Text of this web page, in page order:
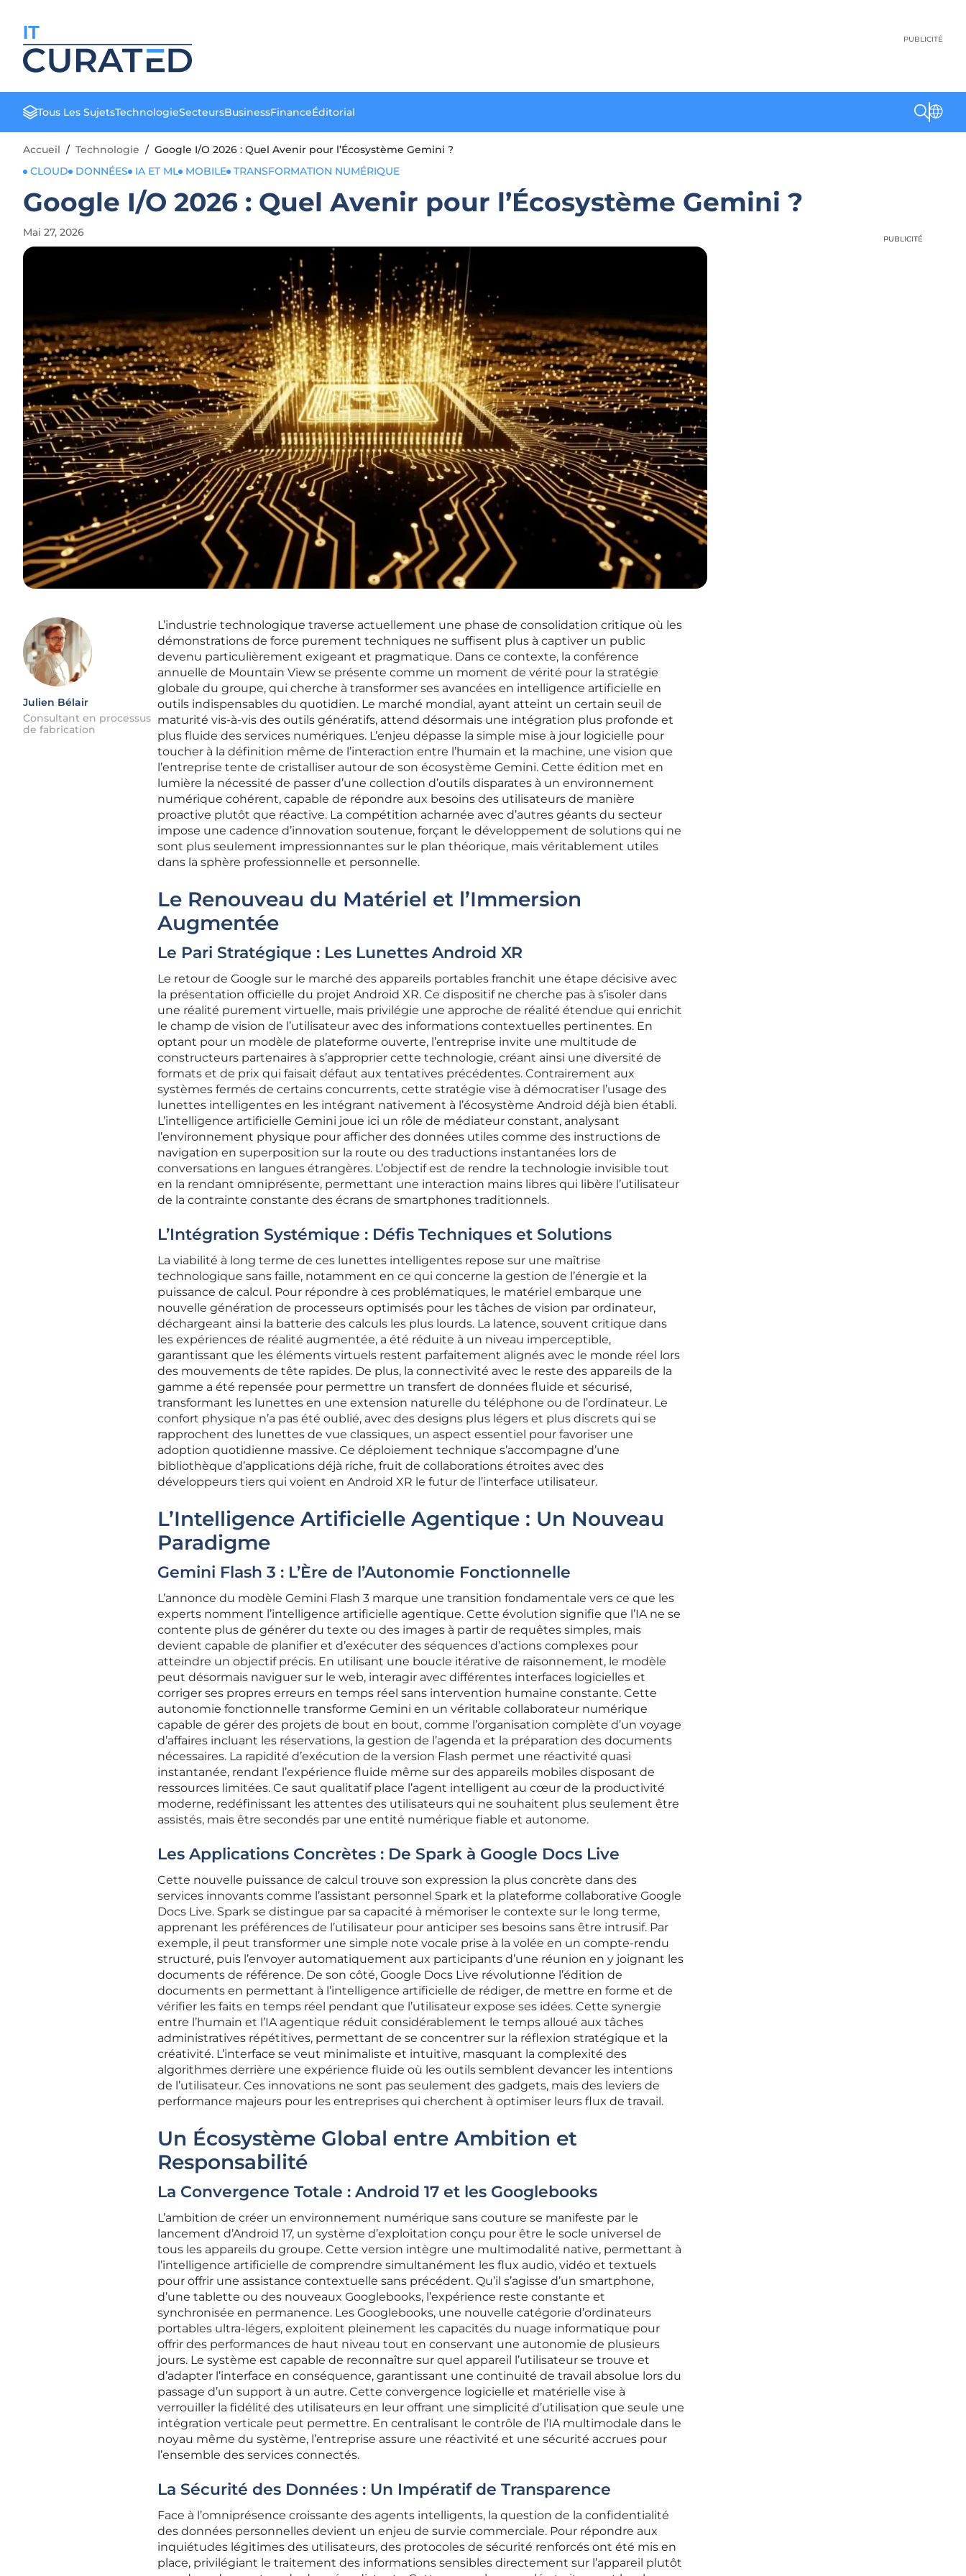
IT PUBLICITÉ
Tous Les SujetsTechnologieSecteursBusinessFinanceÉditorial
Accueil / Technologie / Google I/O 2026 : Quel Avenir pour l’Écosystème Gemini ?
CLOUD
DONNÉES IA ET ML MOBILE TRANSFORMATION NUMÉRIQUE
Google I/O 2026 : Quel Avenir pour l’Écosystème Gemini ?
Mai 27, 2026
Julien Bélair
Consultant en processus
de fabrication
L’industrie technologique traverse actuellement une phase de consolidation critique où les
démonstrations de force purement techniques ne suffisent plus à captiver un public
devenu particulièrement exigeant et pragmatique. Dans ce contexte, la conférence
annuelle de Mountain View se présente comme un moment de vérité pour la stratégie
globale du groupe, qui cherche à transformer ses avancées en intelligence artificielle en
outils indispensables du quotidien. Le marché mondial, ayant atteint un certain seuil de
maturité vis-à-vis des outils génératifs, attend désormais une intégration plus profonde et
plus fluide des services numériques. L’enjeu dépasse la simple mise à jour logicielle pour
toucher à la définition même de l’interaction entre l’humain et la machine, une vision que
l’entreprise tente de cristalliser autour de son écosystème Gemini. Cette édition met en
lumière la nécessité de passer d’une collection d’outils disparates à un environnement
numérique cohérent, capable de répondre aux besoins des utilisateurs de manière
proactive plutôt que réactive. La compétition acharnée avec d’autres géants du secteur
impose une cadence d’innovation soutenue, forçant le développement de solutions qui ne
sont plus seulement impressionnantes sur le plan théorique, mais véritablement utiles
dans la sphère professionnelle et personnelle.
Le Renouveau du Matériel et l’Immersion
Augmentée
Le Pari Stratégique : Les Lunettes Android XR
Le retour de Google sur le marché des appareils portables franchit une étape décisive avec
la présentation officielle du projet Android XR. Ce dispositif ne cherche pas à s’isoler dans
une réalité purement virtuelle, mais privilégie une approche de réalité étendue qui enrichit
le champ de vision de l’utilisateur avec des informations contextuelles pertinentes. En
optant pour un modèle de plateforme ouverte, l’entreprise invite une multitude de
constructeurs partenaires à s’approprier cette technologie, créant ainsi une diversité de
formats et de prix qui faisait défaut aux tentatives précédentes. Contrairement aux
systèmes fermés de certains concurrents, cette stratégie vise à démocratiser l’usage des
lunettes intelligentes en les intégrant nativement à l’écosystème Android déjà bien établi.
L’intelligence artificielle Gemini joue ici un rôle de médiateur constant, analysant
l’environnement physique pour afficher des données utiles comme des instructions de
navigation en superposition sur la route ou des traductions instantanées lors de
conversations en langues étrangères. L’objectif est de rendre la technologie invisible tout
en la rendant omniprésente, permettant une interaction mains libres qui libère l’utilisateur
de la contrainte constante des écrans de smartphones traditionnels.
L’Intégration Systémique : Défis Techniques et Solutions
La viabilité à long terme de ces lunettes intelligentes repose sur une maîtrise
technologique sans faille, notamment en ce qui concerne la gestion de l’énergie et la
puissance de calcul. Pour répondre à ces problématiques, le matériel embarque une
nouvelle génération de processeurs optimisés pour les tâches de vision par ordinateur,
déchargeant ainsi la batterie des calculs les plus lourds. La latence, souvent critique dans
les expériences de réalité augmentée, a été réduite à un niveau imperceptible,
garantissant que les éléments virtuels restent parfaitement alignés avec le monde réel lors
des mouvements de tête rapides. De plus, la connectivité avec le reste des appareils de la
gamme a été repensée pour permettre un transfert de données fluide et sécurisé,
transformant les lunettes en une extension naturelle du téléphone ou de l’ordinateur. Le
confort physique n’a pas été oublié, avec des designs plus légers et plus discrets qui se
rapprochent des lunettes de vue classiques, un aspect essentiel pour favoriser une
adoption quotidienne massive. Ce déploiement technique s’accompagne d’une
bibliothèque d’applications déjà riche, fruit de collaborations étroites avec des
développeurs tiers qui voient en Android XR le futur de l’interface utilisateur.
L’Intelligence Artificielle Agentique : Un Nouveau
Paradigme
Gemini Flash 3 : L’Ère de l’Autonomie Fonctionnelle
L’annonce du modèle Gemini Flash 3 marque une transition fondamentale vers ce que les
experts nomment l’intelligence artificielle agentique. Cette évolution signifie que l’IA ne se
contente plus de générer du texte ou des images à partir de requêtes simples, mais
devient capable de planifier et d’exécuter des séquences d’actions complexes pour
atteindre un objectif précis. En utilisant une boucle itérative de raisonnement, le modèle
peut désormais naviguer sur le web, interagir avec différentes interfaces logicielles et
corriger ses propres erreurs en temps réel sans intervention humaine constante. Cette
autonomie fonctionnelle transforme Gemini en un véritable collaborateur numérique
capable de gérer des projets de bout en bout, comme l’organisation complète d’un voyage
d’affaires incluant les réservations, la gestion de l’agenda et la préparation des documents
nécessaires. La rapidité d’exécution de la version Flash permet une réactivité quasi
instantanée, rendant l’expérience fluide même sur des appareils mobiles disposant de
ressources limitées. Ce saut qualitatif place l’agent intelligent au cœur de la productivité
moderne, redéfinissant les attentes des utilisateurs qui ne souhaitent plus seulement être
assistés, mais être secondés par une entité numérique fiable et autonome.
Les Applications Concrètes : De Spark à Google Docs Live
Cette nouvelle puissance de calcul trouve son expression la plus concrète dans des
services innovants comme l’assistant personnel Spark et la plateforme collaborative Google
Docs Live. Spark se distingue par sa capacité à mémoriser le contexte sur le long terme,
apprenant les préférences de l’utilisateur pour anticiper ses besoins sans être intrusif. Par
exemple, il peut transformer une simple note vocale prise à la volée en un compte-rendu
structuré, puis l’envoyer automatiquement aux participants d’une réunion en y joignant les
documents de référence. De son côté, Google Docs Live révolutionne l’édition de
documents en permettant à l’intelligence artificielle de rédiger, de mettre en forme et de
vérifier les faits en temps réel pendant que l’utilisateur expose ses idées. Cette synergie
entre l’humain et l’IA agentique réduit considérablement le temps alloué aux tâches
administratives répétitives, permettant de se concentrer sur la réflexion stratégique et la
créativité. L’interface se veut minimaliste et intuitive, masquant la complexité des
algorithmes derrière une expérience fluide où les outils semblent devancer les intentions
de l’utilisateur. Ces innovations ne sont pas seulement des gadgets, mais des leviers de
performance majeurs pour les entreprises qui cherchent à optimiser leurs flux de travail.
Un Écosystème Global entre Ambition et
Responsabilité
La Convergence Totale : Android 17 et les Googlebooks
L’ambition de créer un environnement numérique sans couture se manifeste par le
lancement d’Android 17, un système d’exploitation conçu pour être le socle universel de
tous les appareils du groupe. Cette version intègre une multimodalité native, permettant à
l’intelligence artificielle de comprendre simultanément les flux audio, vidéo et textuels
pour offrir une assistance contextuelle sans précédent. Qu’il s’agisse d’un smartphone,
d’une tablette ou des nouveaux Googlebooks, l’expérience reste constante et
synchronisée en permanence. Les Googlebooks, une nouvelle catégorie d’ordinateurs
portables ultra-légers, exploitent pleinement les capacités du nuage informatique pour
offrir des performances de haut niveau tout en conservant une autonomie de plusieurs
jours. Le système est capable de reconnaître sur quel appareil l’utilisateur se trouve et
d’adapter l’interface en conséquence, garantissant une continuité de travail absolue lors du
passage d’un support à un autre. Cette convergence logicielle et matérielle vise à
verrouiller la fidélité des utilisateurs en leur offrant une simplicité d’utilisation que seule une
intégration verticale peut permettre. En centralisant le contrôle de l’IA multimodale dans le
noyau même du système, l’entreprise assure une réactivité et une sécurité accrues pour
l’ensemble des services connectés.
La Sécurité des Données : Un Impératif de Transparence
Face à l’omniprésence croissante des agents intelligents, la question de la confidentialité
des données personnelles devient un enjeu de survie commerciale. Pour répondre aux
inquiétudes légitimes des utilisateurs, des protocoles de sécurité renforcés ont été mis en
place, privilégiant le traitement des informations sensibles directement sur l’appareil plutôt
PUBLICITÉ
PUBLICITÉ